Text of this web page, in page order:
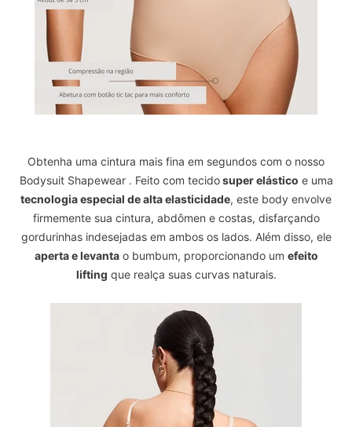
Obtenha uma cintura mais fina em segundos com o nosso
Bodysuit Shapewear . Feito com tecidosuper elástico e uma
tecnologia especial de alta elasticidade, este body envolve
firmemente sua cintura, abdômen e costas, disfarçando
gordurinhas indesejadas em ambos os lados. Além disso, ele
aperta e levantao bumbum, proporcionando um efeito
lifting que realça suas curvas naturais.